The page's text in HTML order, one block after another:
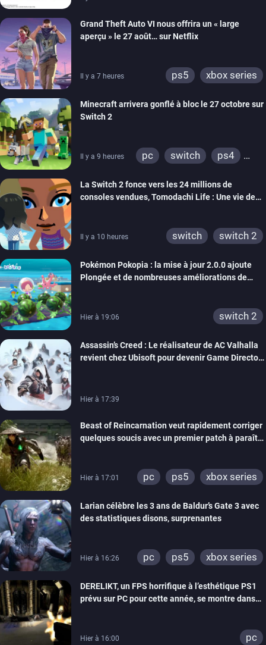
Grand Theft Auto VI nous offrira un « large
aperçu » le 27 août… sur Netflix
Il y a 7 heures ps5 xbox series
Minecraft arrivera gonflé à bloc le 27 octobre sur
Switch 2
Il y a 9 heures pc switch
ps4
wiiu
3ds
ps3
xbox 360
switch 2
La Switch 2 fonce vers les 24 millions de
consoles vendues, Tomodachi Life : Une vie de
Il y a 10 heures switch switch 2
Pokémon Pokopia : la mise à jour 2.0.0 ajoute
Plongée et de nombreuses améliorations de
Hier à 19:06 switch 2
Assassin’s Creed : Le réalisateur de AC Valhalla
revient chez Ubisoft pour devenir Game Director
Hier à 17:39
Beast of Reincarnation veut rapidement corriger
quelques soucis avec un premier patch à paraître
Hier à 17:01 pc ps5 xbox series
Larian célèbre les 3 ans de Baldur’s Gate 3 avec
des statistiques disons, surprenantes
Hier à 16:26 pc ps5 xbox series
DERELIKT, un FPS horrifique à l’esthétique PS1
prévu sur PC pour cette année, se montre dans
Hier à 16:00 pc